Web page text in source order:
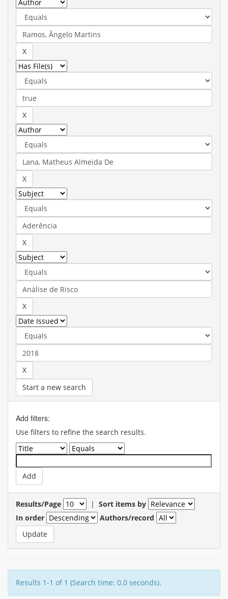
Start a new search
Add filters:
Use filters to refine the search results.
Results/Page | Sort items by
In order
Authors/record
Results 1-1 of 1 (Search time: 0.0 seconds).